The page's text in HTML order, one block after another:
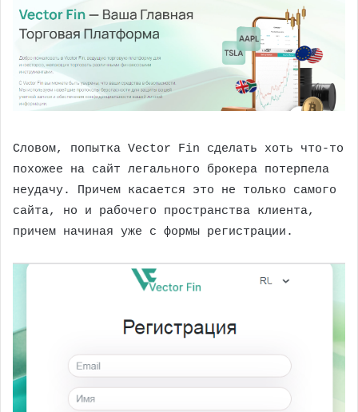
Словом, попытка Vector Fin сделать хоть что-то
похожее на сайт легального брокера потерпела
неудачу. Причем касается это не только самого
сайта, но и рабочего пространства клиента,
причем начиная уже с формы регистрации.